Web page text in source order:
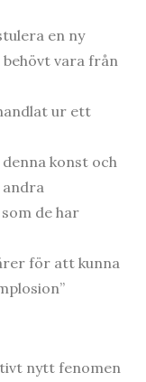
en ny
vara från
ur ett
konst och
andra
de har
för att kunna
nytt fenomen